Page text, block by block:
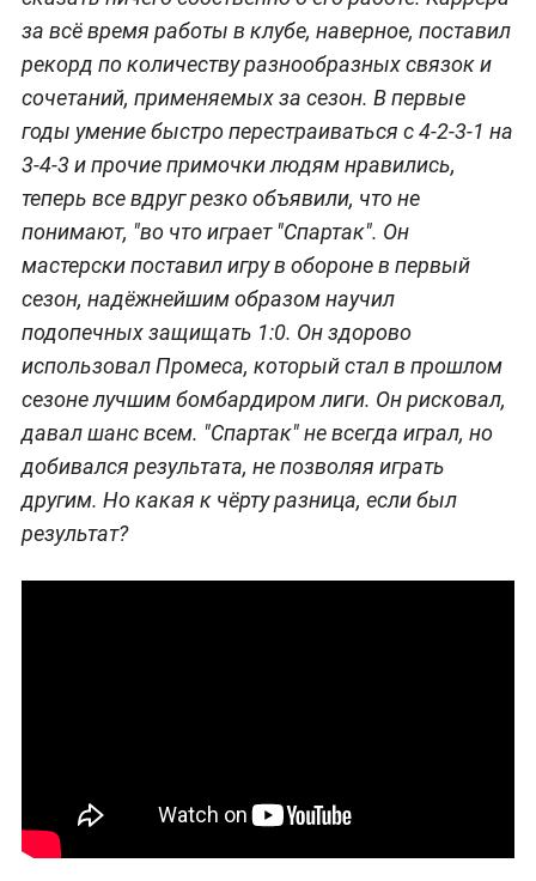
за всё время работы в клубе, наверное, поставил
рекорд по количеству разнообразных связок и
сочетаний, применяемых за сезон. В первые
годы умение быстро перестраиваться с 4-2-3-1 на
3-4-3 и прочие примочки людям нравились,
теперь все вдруг резко объявили, что не
понимают, "во что играет "Спартак". Он
мастерски поставил игру в обороне в первый
сезон, надёжнейшим образом научил
подопечных защищать 1:0. Он здорово
использовал Промеса, который стал в прошлом
сезоне лучшим бомбардиром лиги. Он рисковал,
давал шанс всем. "Спартак" не всегда играл, но
добивался результата, не позволяя играть
другим. Но какая к чёрту разница, если был
результат?